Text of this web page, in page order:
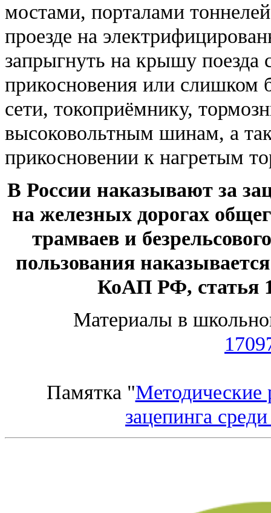
мостами, порталами
проезде на
запрыгнуть на крышу поезда
прикосновения или слишком
сети, токоприёмнику,
высоковольтным шинам, а
прикосновении к нагретым
В России наказывают за
на железных дорогах
трамваев и
пользования
КоАП РФ, статья
Материалы в
Памятка "Методические
зацепинга